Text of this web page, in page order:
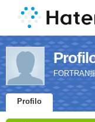
FORTRAN
Profilo